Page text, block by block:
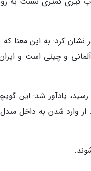
نشان کرد: به این معنا
و چینی است و
یادآور شد: این
وارد شدن به داخل